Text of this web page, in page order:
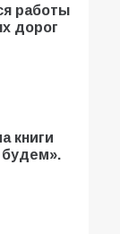
работы
дорог
книги